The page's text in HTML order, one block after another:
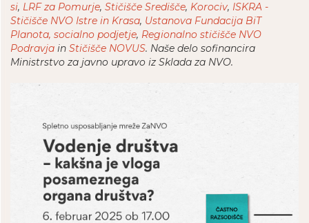
si, LRF za Pomurje, Stičišče Središče, Korociv, ISKRA -
Stičišče NVO Istre in Krasa, Ustanova Fundacija BiT
Planota, socialno podjetje, Regionalno stičišče NVO
Podravja in Stičišče NOVUS. Naše delo sofinancira
Ministrstvo za javno upravo iz Sklada za NVO.